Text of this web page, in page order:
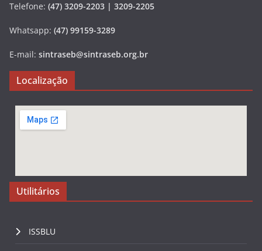
Telefone: (47) 3209-2203 | 3209-2205
Whatsapp: (47) 99159-3289
E-mail: sintraseb@sintraseb.org.br
Localização
Utilitários
ISSBLU